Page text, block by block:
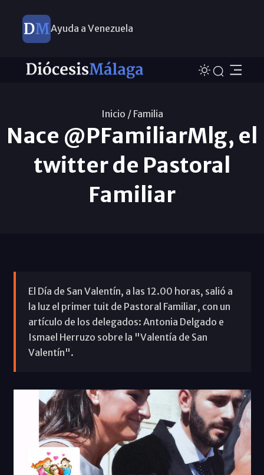
Ayuda a Venezuela
Inicio / Familia
Nace @PFamiliarMlg, el
twitter de Pastoral
Familiar
El Día de San Valentín, a las 12.00 horas, salió a
la luz el primer tuit de Pastoral Familiar, con un
artículo de los delegados: Antonia Delgado e
Ismael Herruzo sobre la "Valentía de San
Valentín".